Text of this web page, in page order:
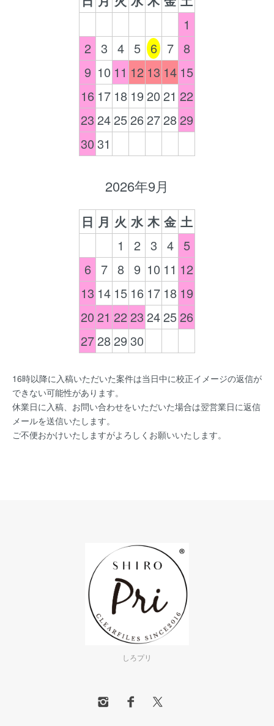
1
2 3 4 5 6 7 8
9 10 11 12 13 14 15
16 17 18 1920 21 22
23 242526272829
30 31
2026年9月
日 月 火 水 木 金 土
1
2 3 4 5
6
7 8 9 10 11 12
13 14 15 16 17 18 19
20 21 2223 242526
27282930
16時以降に入稿いただいた案件は当日中に校正イメージの返信が
できない可能性があります。
休業日に入稿、お問い合わせをいただいた場合は翌営業日に返信
メールを送信いたします。
ご不便おかけいたしますがよろしくお願いいたします。
しろプリ